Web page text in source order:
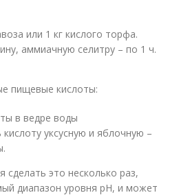
или 1 кг кислого торфа.
аммиачную селитру – по 1 ч.
пищевые кислоты:
в ведре воды
уксусную и яблочную –
это несколько раз,
диапазон уровня pH, и может